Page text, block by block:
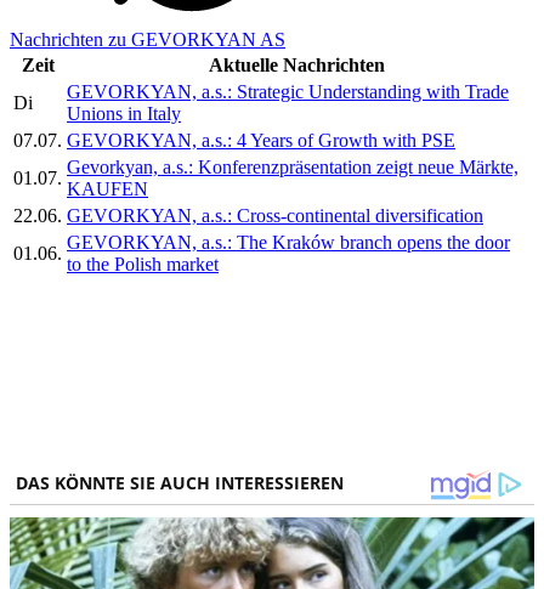
Nachrichten zu GEVORKYAN AS
Zeit
Aktuelle Nachrichten
Di
GEVORKYAN, a.s.: Strategic Understanding with Trade
Unions in Italy
07.07. GEVORKYAN, a.s.: 4 Years of Growth with PSE
01.07.
Gevorkyan, a.s.: Konferenzpräsentation zeigt neue Märkte,
KAUFEN
22.06. GEVORKYAN, a.s.: Cross-continental diversification
01.06.
GEVORKYAN, a.s.: The Kraków branch opens the door
to the Polish market